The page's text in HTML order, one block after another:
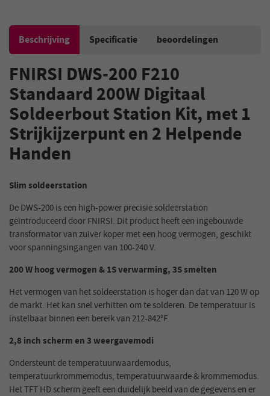
Beschrijving Specificatie beoordelingen
FNIRSI DWS-200 F210
Standaard 200W Digitaal
Soldeerbout Station Kit, met 1
Strijkijzerpunt en 2 Helpende
Handen
Slim soldeerstation
De DWS-200 is een high-power precisie soldeerstation
geïntroduceerd door FNIRSI. Dit product heeft een ingebouwde
transformator van zuiver koper met een hoog vermogen, geschikt
voor spanningsingangen van 100-240 V.
200 W hoog vermogen & 1S verwarming, 3S smelten
Het vermogen van het soldeerstation is hoger dan dat van 120 W op
de markt. Het kan snel verhitten om te solderen. De temperatuur is
instelbaar binnen een bereik van 212-842°F.
2,8 inch scherm en 3 weergavemodi
Ondersteunt de temperatuurwaardemodus,
temperatuurkrommemodus, temperatuurwaarde & krommemodus.
Het TFT HD scherm geeft een duidelijk beeld van de gegevens en er